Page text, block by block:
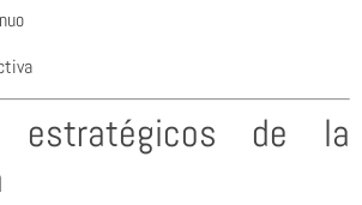
estratégicos de la